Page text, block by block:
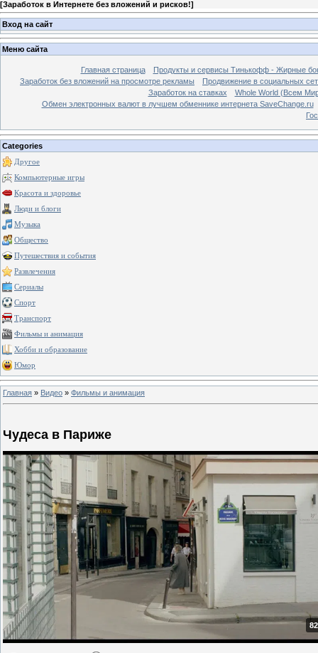
[Заработок в Интернете без вложений и рисков!]
Вход на сайт
Меню сайта
Главная страница
Продукты и сервисы Тинькофф - Жирные
Заработок без вложений на просмотре рекламы
Продвижение в социальных
Заработок на ставках
Whole World (Всем
Обмен электронных валют в лучшем обменнике интернета SaveChange.ru
Categories
Другое
Компьютерные игры
Красота и здоровье
Люди и блоги
Музыка
Общество
Путешествия и события
Развлечения
Сериалы
Спорт
Транспорт
Фильмы и анимация
Хобби и образование
Юмор
Главная » Видео » Фильмы и анимация
Чудеса в Париже